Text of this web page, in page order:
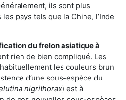
ils sont plus
pays tels que la Chine, l’Inde
du frelon asiatiqueà
rien de bien compliqué. Les
les couleurs brun
d’une sous-espèce du
nigrithorax) est à